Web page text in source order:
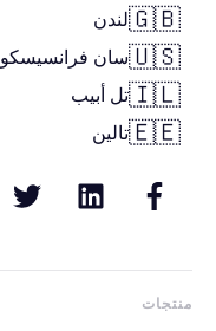
🇬🇧لندن
🇺🇸سان فرانسيسكو
🇮🇱تل أبيب
🇪🇪تالين
منتجات